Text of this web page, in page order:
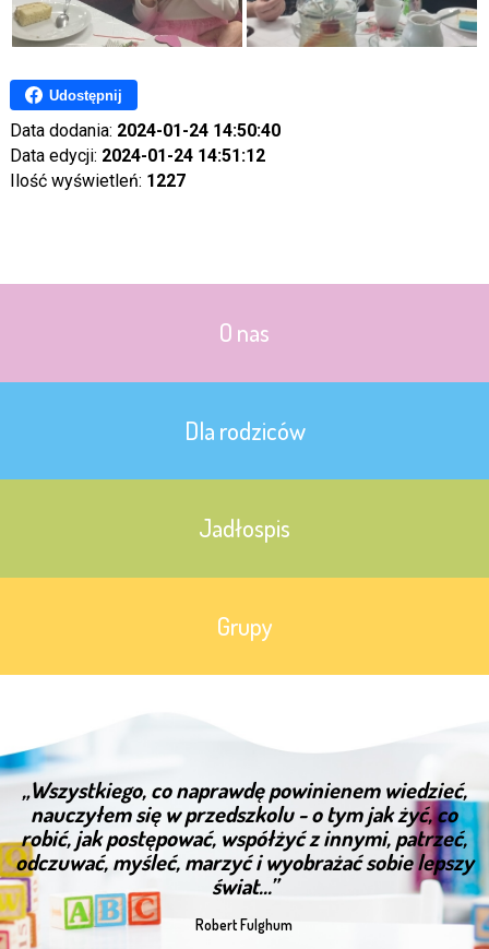
Udostępnij
Data dodania: 2024-01-24 14:50:40
Data edycji: 2024-01-24 14:51:12
Ilość wyświetleń: 1227
O nas
Dla rodziców
Jadłospis
Grupy
„Wszystkiego, co naprawdę powinienem wiedzieć,
nauczyłem się w przedszkolu - o tym jak żyć, co
robić, jak postępować, współżyć z innymi, patrzeć,
odczuwać, myśleć, marzyć i wyobrażać sobie lepszy
świat...”
Robert Fulghum